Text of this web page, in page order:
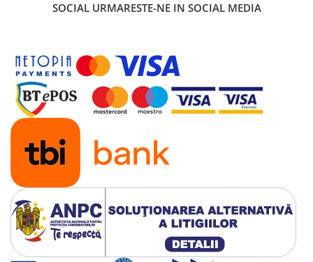
SOCIAL URMARESTE-NE IN SOCIAL MEDIA